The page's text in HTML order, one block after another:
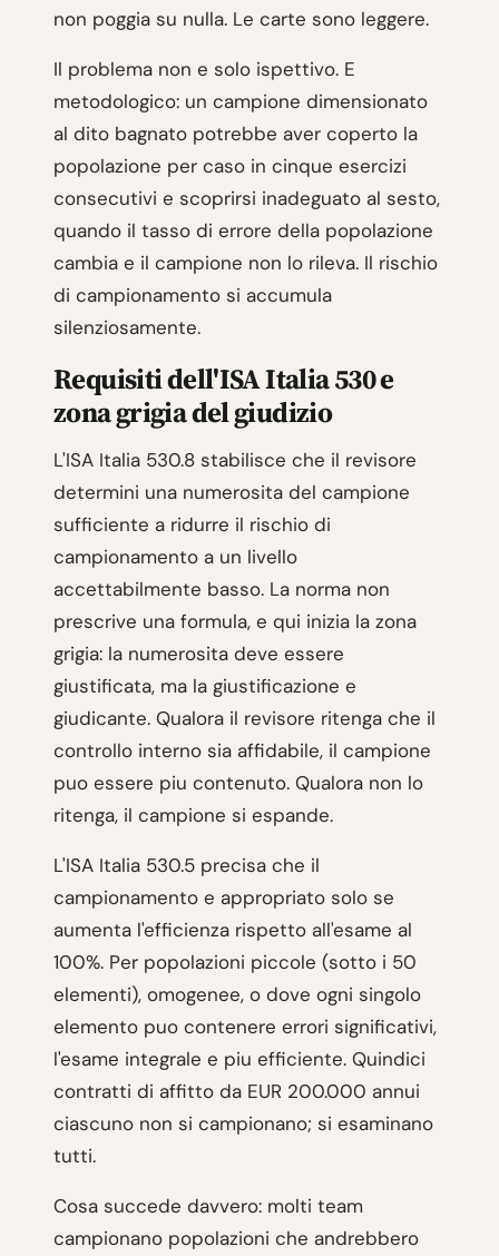
non poggia su nulla. Le carte sono leggere.
Il problema non e solo ispettivo. E
metodologico: un campione dimensionato
al dito bagnato potrebbe aver coperto la
popolazione per caso in cinque esercizi
consecutivi e scoprirsi inadeguato al sesto,
quando il tasso di errore della popolazione
cambia e il campione non lo rileva. Il rischio
di campionamento si accumula
silenziosamente.
Requisiti dell'ISA Italia 530 e
zona grigia del giudizio
L'ISA Italia 530.8 stabilisce che il revisore
determini una numerosita del campione
sufficiente a ridurre il rischio di
campionamento a un livello
accettabilmente basso. La norma non
prescrive una formula, e qui inizia la zona
grigia: la numerosita deve essere
giustificata, ma la giustificazione e
giudicante. Qualora il revisore ritenga che il
controllo interno sia affidabile, il campione
puo essere piu contenuto. Qualora non lo
ritenga, il campione si espande.
L'ISA Italia 530.5 precisa che il
campionamento e appropriato solo se
aumenta l'efficienza rispetto all'esame al
100%. Per popolazioni piccole (sotto i 50
elementi), omogenee, o dove ogni singolo
elemento puo contenere errori significativi,
l'esame integrale e piu efficiente. Quindici
contratti di affitto da EUR 200.000 annui
ciascuno non si campionano; si esaminano
tutti.
Cosa succede davvero: molti team
campionano popolazioni che andrebbero